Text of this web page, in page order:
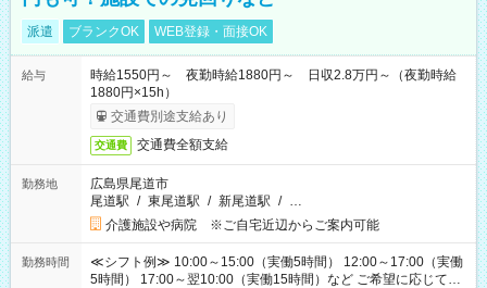
派遣 ブランクOK WEB登録・面接OK
給与
時給1550円～ 夜勤時給1880円～ 日収2.8万円～（夜勤時給
1880円×15h）
交通費別途支給あり
交通費 交通費全額支給
勤務地
広島県尾道市
尾道駅 / 東尾道駅 / 新尾道駅 / …
介護施設や病院 ※ご自宅近辺からご案内可能
勤務時間
≪シフト例≫ 10:00～15:00（実働5時間） 12:00～17:00（実働
5時間） 17:00～翌10:00（実働15時間）など ご希望に応じて、